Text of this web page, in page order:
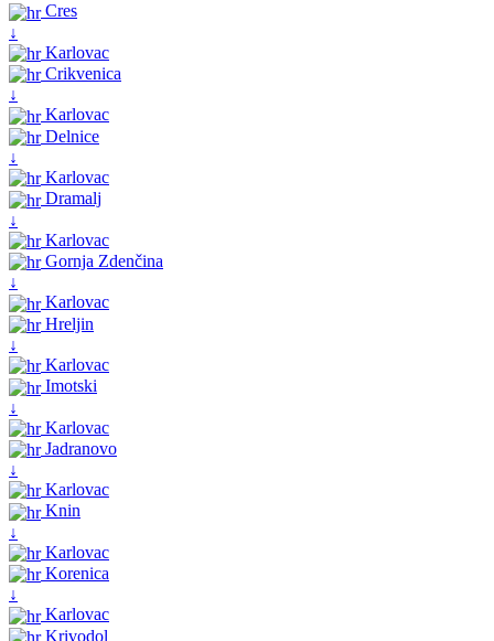
Cres
↓
Karlovac
Crikvenica
↓
Karlovac
Delnice
↓
Karlovac
Dramalj
↓
Karlovac
Gornja Zdenčina
↓
Karlovac
Hreljin
↓
Karlovac
Imotski
↓
Karlovac
Jadranovo
↓
Karlovac
Knin
↓
Karlovac
Korenica
↓
Karlovac
Krivodol